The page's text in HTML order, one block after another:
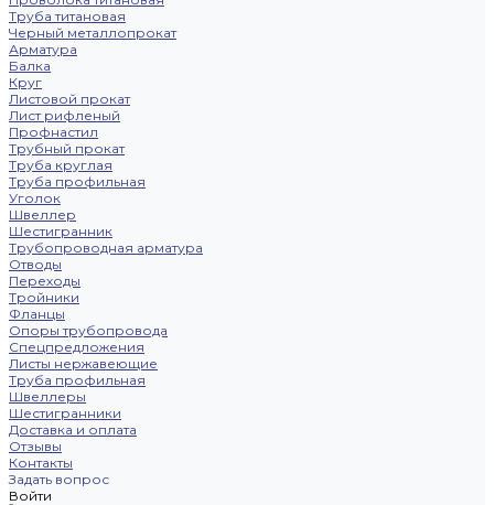
Труба титановая
Черный металлопрокат
Арматура
Балка
Круг
Листовой прокат
Лист рифленый
Профнастил
Трубный прокат
Труба круглая
Труба профильная
Уголок
Швеллер
Шестигранник
Трубопроводная арматура
Отводы
Переходы
Тройники
Фланцы
Опоры трубопровода
Спецпредложения
Листы нержавеющие
Труба профильная
Швеллеры
Шестигранники
Доставка и оплата
Отзывы
Контакты
Задать вопрос
Войти